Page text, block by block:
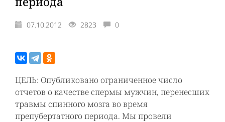
07.10.2012 2823 0
ЦЕЛЬ: Опубликовано ограниченное число
отчетов о качестве спермы мужчин, перенесших
травмы спинного мозга во время
препубертатного периода. Мы провели